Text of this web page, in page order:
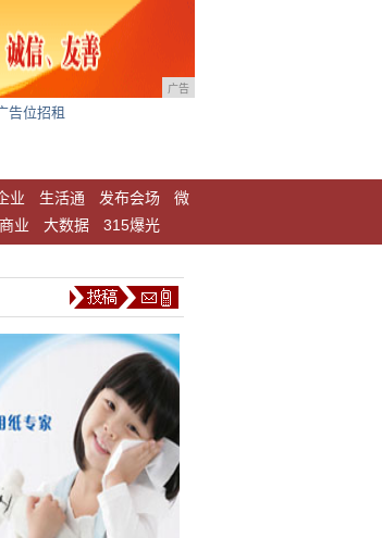
广告
告位招租
业 生活通 发布会场
微
商业 大数据 315爆光